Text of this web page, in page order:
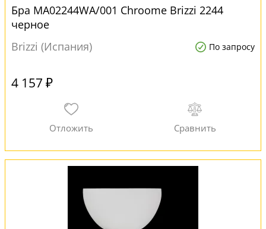
Бра MA02244WA/001 Chroome Brizzi 2244
черное
Brizzi (Испания)
По запросу
4 157 ₽